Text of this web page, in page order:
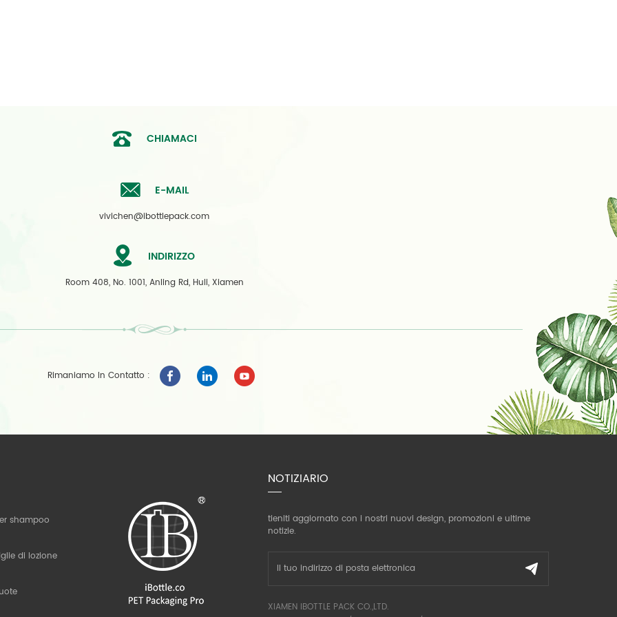
CHIAMACI
E-MAIL
vivichen@ibottlepack.com
INDIRIZZO
Room 408, No. 1001, Anling Rd, Huli, Xiamen
Rimaniamo In Contatto :
shampoo
di lozione
NOTIZIARIO
tieniti aggiornato con i nostri nuovi design, promozioni e ultime
notizie.
XIAMEN IBOTTLE PACK CO.,LTD.